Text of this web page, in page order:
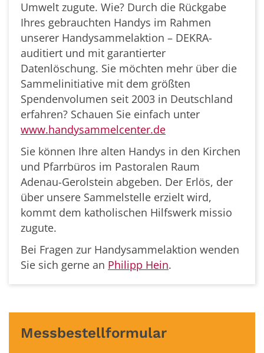
Umwelt zugute. Wie? Durch die Rückgabe
Ihres gebrauchten Handys im Rahmen
unserer Handysammelaktion – DEKRA-
auditiert und mit garantierter
Datenlöschung. Sie möchten mehr über die
Sammelinitiative mit dem größten
Spendenvolumen seit 2003 in Deutschland
erfahren? Schauen Sie einfach unter
www.handysammelcenter.de
Sie können Ihre alten Handys in den Kirchen
und Pfarrbüros im Pastoralen Raum
Adenau-Gerolstein abgeben. Der Erlös, der
über unsere Sammelstelle erzielt wird,
kommt dem katholischen Hilfswerk missio
zugute.
Bei Fragen zur Handysammelaktion wenden
Sie sich gerne an Philipp Hein.
Messbestellformular